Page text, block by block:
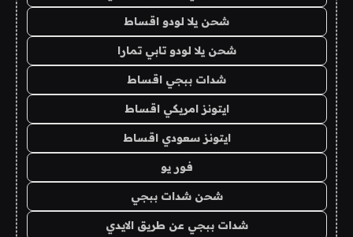
شحن يلا لودو اقساط
شحن يلا لودو تابي تمارا
شدات ببجي اقساط
ايتونز امريكي اقساط
ايتونز سعودي اقساط
فور يو
شحن شدات ببجي
شدات ببجي عن طريق الايدي